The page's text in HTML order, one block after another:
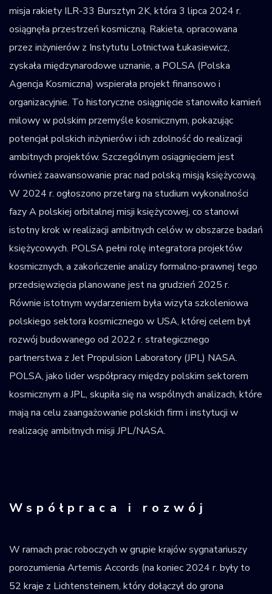
misja rakiety ILR-33 Bursztyn 2K, która 3 lipca 2024 r.
osiągnęła przestrzeń kosmiczną. Rakieta, opracowana
przez inżynierów z Instytutu Lotnictwa Łukasiewicz,
zyskała międzynarodowe uznanie, a POLSA (Polska
Agencja Kosmiczna) wspierała projekt finansowo i
organizacyjnie. To historyczne osiągnięcie stanowiło kamień
milowy w polskim przemyśle kosmicznym, pokazując
potencjał polskich inżynierów i ich zdolność do realizacji
ambitnych projektów. Szczególnym osiągnięciem jest
również zaawansowanie prac nad polską misją księżycową.
W 2024 r. ogłoszono przetarg na studium wykonalności
fazy A polskiej orbitalnej misji księżycowej, co stanowi
istotny krok w realizacji ambitnych celów w obszarze badań
księżycowych. POLSA pełni rolę integratora projektów
kosmicznych, a zakończenie analizy formalno-prawnej tego
przedsięwzięcia planowane jest na grudzień 2025 r.
Równie istotnym wydarzeniem była wizyta szkoleniowa
polskiego sektora kosmicznego w USA, której celem był
rozwój budowanego od 2022 r. strategicznego
partnerstwa z Jet Propulsion Laboratory (JPL) NASA.
POLSA, jako lider współpracy między polskim sektorem
kosmicznym a JPL, skupiła się na wspólnych analizach, które
mają na celu zaangażowanie polskich firm i instytucji w
realizację ambitnych misji JPL/NASA.
Współpraca i rozwój
W ramach prac roboczych w grupie krajów sygnatariuszy
porozumienia Artemis Accords (na koniec 2024 r. były to
52 kraje z Lichtensteinem, który dołączył do grona